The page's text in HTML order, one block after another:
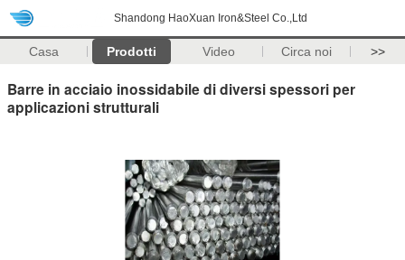
Shandong HaoXuan Iron&Steel Co.,Ltd
Casa Prodotti Video Circa noi >>
Barre in acciaio inossidabile di diversi spessori per
applicazioni strutturali